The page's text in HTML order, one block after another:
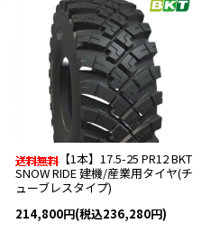
【1本】17.5-25 PR12 BKT
SNOW RIDE 建機/産業用タイヤ(チ
ューブレスタイプ)
214,800円(税込236,280円)